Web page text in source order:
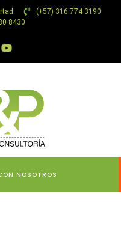
(+57) 316 774 3190
8430
NOSOTROS